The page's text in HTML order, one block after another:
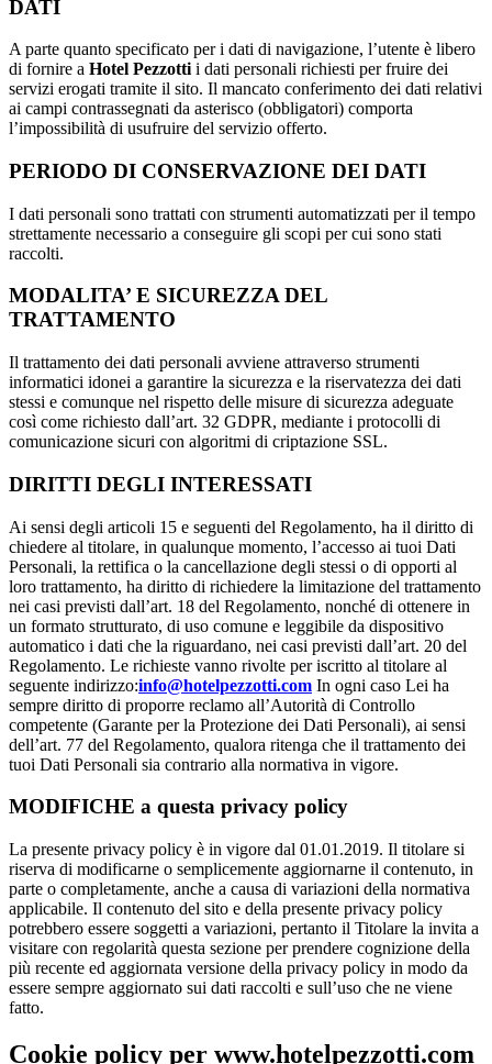
DATI
A parte quanto specificato per i dati di navigazione, l’utente è libero
di fornire a Hotel Pezzotti i dati personali richiesti per fruire dei
servizi erogati tramite il sito. Il mancato conferimento dei dati relativi
ai campi contrassegnati da asterisco (obbligatori) comporta
l’impossibilità di usufruire del servizio offerto.
PERIODO DI CONSERVAZIONE DEI DATI
I dati personali sono trattati con strumenti automatizzati per il tempo
strettamente necessario a conseguire gli scopi per cui sono stati
raccolti.
MODALITA’ E SICUREZZA DEL
TRATTAMENTO
Il trattamento dei dati personali avviene attraverso strumenti
informatici idonei a garantire la sicurezza e la riservatezza dei dati
stessi e comunque nel rispetto delle misure di sicurezza adeguate
così come richiesto dall’art. 32 GDPR, mediante i protocolli di
comunicazione sicuri con algoritmi di criptazione SSL.
DIRITTI DEGLI INTERESSATI
Ai sensi degli articoli 15 e seguenti del Regolamento, ha il diritto di
chiedere al titolare, in qualunque momento, l’accesso ai tuoi Dati
Personali, la rettifica o la cancellazione degli stessi o di opporti al
loro trattamento, ha diritto di richiedere la limitazione del trattamento
nei casi previsti dall’art. 18 del Regolamento, nonché di ottenere in
un formato strutturato, di uso comune e leggibile da dispositivo
automatico i dati che la riguardano, nei casi previsti dall’art. 20 del
Regolamento. Le richieste vanno rivolte per iscritto al titolare al
seguente indirizzo:info@hotelpezzotti.com In ogni caso Lei ha
sempre diritto di proporre reclamo all’Autorità di Controllo
competente (Garante per la Protezione dei Dati Personali), ai sensi
dell’art. 77 del Regolamento, qualora ritenga che il trattamento dei
tuoi Dati Personali sia contrario alla normativa in vigore.
MODIFICHE a questa privacy policy
La presente privacy policy è in vigore dal 01.01.2019. Il titolare si
riserva di modificarne o semplicemente aggiornarne il contenuto, in
parte o completamente, anche a causa di variazioni della normativa
applicabile. Il contenuto del sito e della presente privacy policy
potrebbero essere soggetti a variazioni, pertanto il Titolare la invita a
visitare con regolarità questa sezione per prendere cognizione della
più recente ed aggiornata versione della privacy policy in modo da
essere sempre aggiornato sui dati raccolti e sull’uso che ne viene
fatto.
Cookie policy per www.hotelpezzotti.com